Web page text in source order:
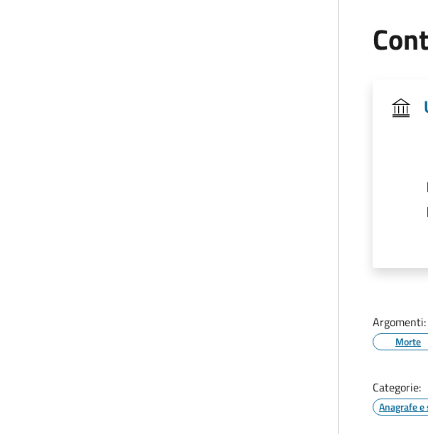
Argomenti:
Morte
Categorie:
Anagrafe